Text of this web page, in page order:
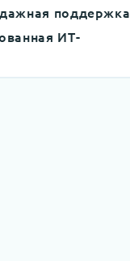
поддержка
ИТ-